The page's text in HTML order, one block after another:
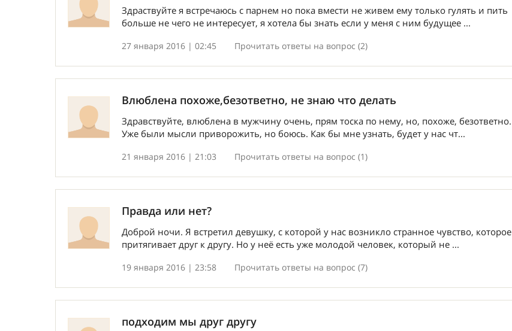
Здраствуйте я встречаюсь с парнем но пока вмести не живем ему только гулять и пить
больше не чего не интересует, я хотела бы знать если у меня с ним будущее ...
27 января 2016 | 02:45 Прочитать ответы на вопрос (2)
Влюблена похоже,безответно, не знаю что делать
Здравствуйте, влюблена в мужчину очень, прям тоска по нему, но, похоже, безответно.
Уже были мысли приворожить, но боюсь. Как бы мне узнать, будет у нас чт...
21 января 2016 | 21:03 Прочитать ответы на вопрос (1)
Правда или нет?
Доброй ночи. Я встретил девушку, с которой у нас возникло странное чувство, которое
притягивает друг к другу. Но у неё есть уже молодой человек, который не ...
19 января 2016 | 23:58 Прочитать ответы на вопрос (7)
подходим мы друг другу